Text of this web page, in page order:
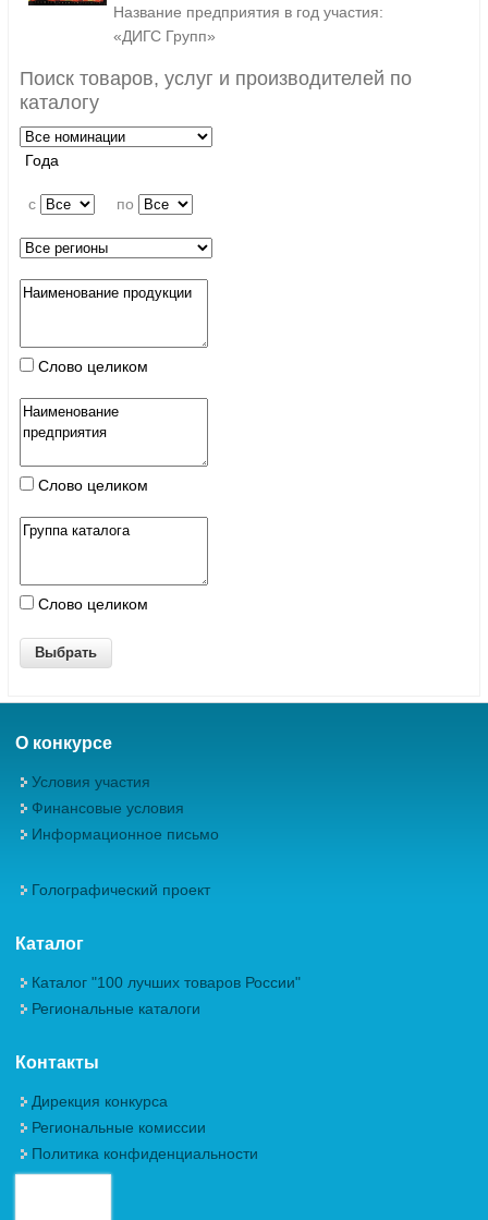
Название предприятия в год участия:
«ДИГС Групп»
Поиск товаров, услуг и производителей по
каталогу
Года
c по
Слово целиком
Слово целиком
Слово целиком
О конкурсе
Условия участия
Финансовые условия
Информационное письмо
Голографический проект
Каталог
Каталог "100 лучших товаров России"
Региональные каталоги
Контакты
Дирекция конкурса
Региональные комиссии
Политика конфиденциальности